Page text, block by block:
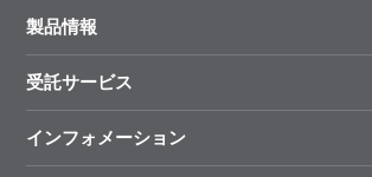
製品情報
製品一覧
手法から製品を探す
受託サービス
オンライン注文
インフォメーション